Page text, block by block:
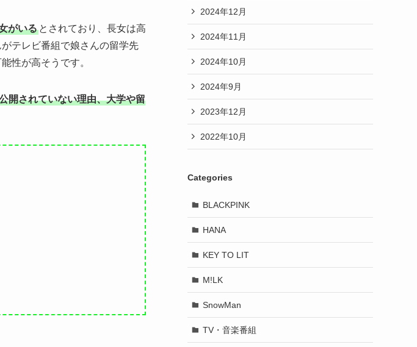
がいる とされており、長女は高
テレビ番組で娘さんの留学先
性が高そうです。
開されていない理由、大学や留
2024年12月
2024年11月
2024年10月
2024年9月
2023年12月
2022年10月
Categories
BLACKPINK
HANA
KEY TO LIT
M!LK
SnowMan
TV・音楽番組